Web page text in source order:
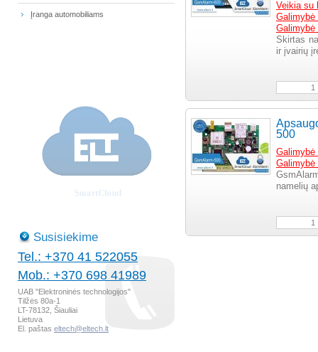
Įranga automobiliams
Veikia su
Galimybė
Galimybė
Skirtas
ir įvairių
500
Galimybė
namelių
Susisiekime
Tel.: +370 41 522055
Mob.: +370 698 41989
UAB "Elektroninės technologijos"
Tilžės 80a-1
LT-78132, Šiauliai
Lietuva
El. paštas eltech@eltech.lt